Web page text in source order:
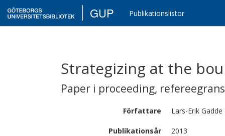
GUP Publikationslistor
Strategizing at the
Paper i proceeding,
Författare Lars-Erik Gadde
Publikationsår
2013